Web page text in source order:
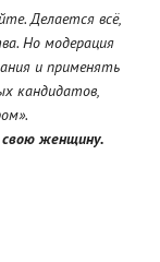
Делается всё,
Но модерация
и применять
кандидатов,
свою женщину.